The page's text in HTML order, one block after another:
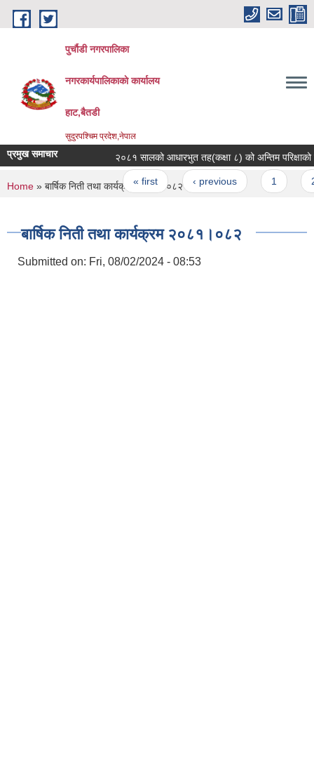
Skip to main content
पुर्चौडी नगरपालिका
नगरकार्यपालिकाकाे कार्यालय
हाट,बैतडी
सुदुरपश्चिम प्रदेश,नेपाल
प्रमुख समाचार २०८१ सालको आधारभुत तह(कक्षा ८) को अन्तिम परिक्षाको
Pages
« first ‹ previous
You are here
Home » बार्षिक निती तथा कार्यक्रम २०८१।०८२
बार्षिक निती तथा कार्यक्रम २०८१।०८२
Submitted on: Fri, 08/02/2024 - 08:53